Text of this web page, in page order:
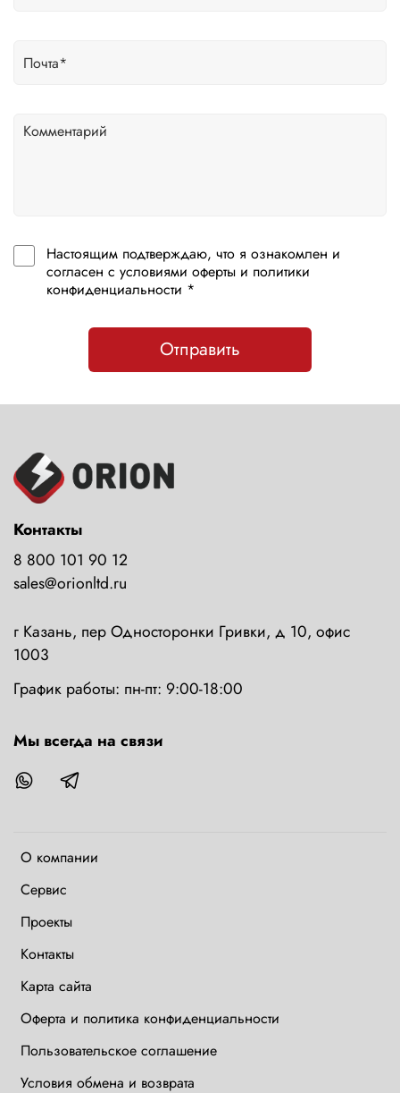
Настоящим подтверждаю, что я ознакомлен и
согласен с условиями оферты и политики
конфиденциальности *
Отправить
О компании
Сервис
Проекты
Контакты
Карта сайта
Оферта и политика конфиденциальности
Пользовательское соглашение
Условия обмена и возврата
Контакты
8 800 101 90 12
sales@orionltd.ru
г Казань, пер Односторонки Гривки, д 10, офис
1003
График работы: пн-пт: 9:00-18:00
Мы всегда на связи